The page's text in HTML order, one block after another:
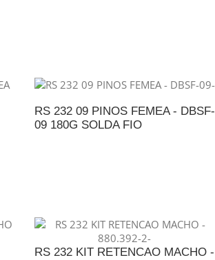
RS 232 09 PINOS FEMEA - DBSF-
09 180G SOLDA FIO
RS 232 KIT RETENCAO MACHO -